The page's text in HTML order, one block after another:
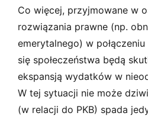
Co więcej, przyjmowane w
rozwiązania prawne (np.
emerytalnego) w
się społeczeństwa będą
ekspansją wydatków w
W tej sytuacji nie może
(w relacji do PKB) spada